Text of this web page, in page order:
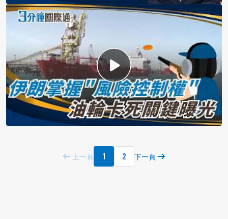
上一頁 1 2 下一頁